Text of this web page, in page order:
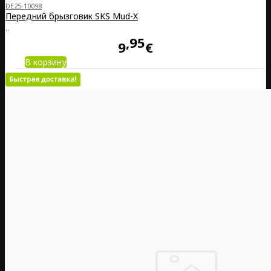
DE25-10098
Передний брызговик SKS Mud-X
..
9 95€
В корзину